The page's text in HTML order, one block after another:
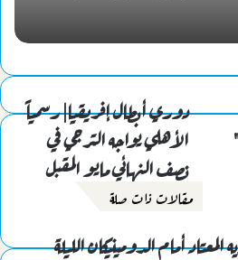
دوري أبطال إفريقيا| رسمياً
الأهلي يواجه الترجي في
نصف النهائي مايو المقبل
مقالات ذات صلة
أمام الدومينيكان الليلة